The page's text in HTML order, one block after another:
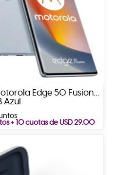
Edge 50 Fusion
Azul
+ 10 cuotas de USD 29.00